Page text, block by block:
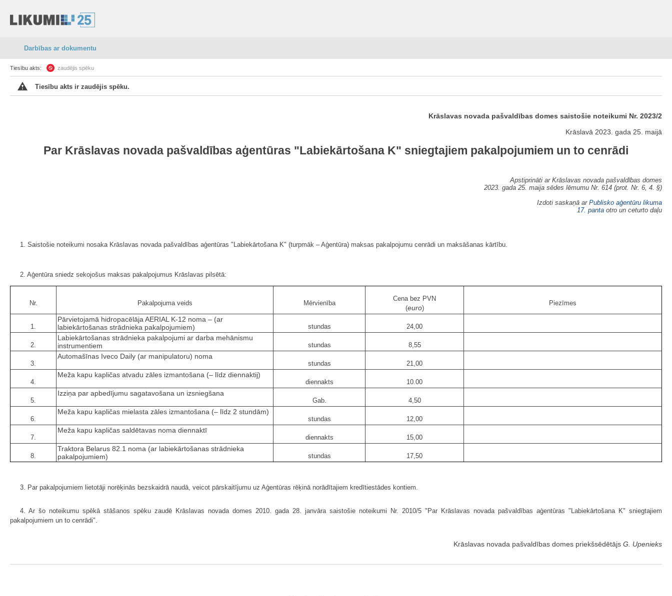
Darbības ar dokumentu
Tiesību akts: zaudējis spēku
Tiesību akts ir zaudējis spēku.
Krāslavas novada pašvaldības domes saistošie noteikumi Nr. 2023/2
Krāslavā 2023. gada 25. maijā
Par Krāslavas novada pašvaldības aģentūras "Labiekārtošana K" sniegtajiem pakalpojumiem un to cenrādi
Apstiprināti ar Krāslavas novada pašvaldības domes
2023. gada 25. maija sēdes lēmumu Nr. 614 (prot. Nr. 6, 4. §)
Izdoti saskaņā ar Publisko aģentūru likuma
17. panta otro un ceturto daļu
1. Saistošie noteikumi nosaka Krāslavas novada pašvaldības aģentūras "Labiekārtošana K" (turpmāk – Aģentūra) maksas pakalpojumu cenrādi un maksāšanas kārtību.
2. Aģentūra sniedz sekojošus maksas pakalpojumus Krāslavas pilsētā:
Nr. Pakalpojuma veids Mērvienība
Cena bez PVN
(euro)
Piezīmes
1.
Pārvietojamā hidropacēlāja AERIAL K-12 noma – (ar
labiekārtošanas strādnieka pakalpojumiem)
stundas 24,00
2.
Labiekārtošanas strādnieka pakalpojumi ar darba mehānismu
instrumentiem
stundas 8,55
3.
Automašīnas Iveco Daily (ar manipulatoru) noma
stundas 21,00
4.
Meža kapu kapličas atvadu zāles izmantošana (– līdz diennaktij)
diennakts 10.00
5.
Izziņa par apbedījumu sagatavošana un izsniegšana
Gab. 4,50
6.
Meža kapu kapličas mielasta zāles izmantošana (– līdz 2 stundām)
stundas 12,00
7.
Meža kapu kapličas saldētavas noma diennaktī
diennakts 15,00
8.
Traktora Belarus 82.1 noma (ar labiekārtošanas strādnieka
pakalpojumiem)
stundas 17,50
3. Par pakalpojumiem lietotāji norēķinās bezskaidrā naudā, veicot pārskaitījumu uz Aģentūras rēķinā norādītajiem kredītiestādes kontiem.
4. Ar šo noteikumu spēkā stāšanos spēku zaudē Krāslavas novada domes 2010. gada 28. janvāra saistošie noteikumi Nr. 2010/5 "Par Krāslavas novada pašvaldības aģentūras "Labiekārtošana K" sniegtajiem
pakalpojumiem un to cenrādi".
Krāslavas novada pašvaldības domes priekšsēdētājs G. Upenieks